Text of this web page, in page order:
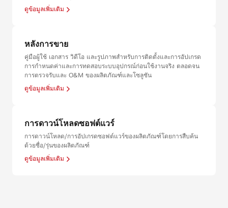
ดูข้อมูลเพิ่มเติม
หลังการขาย
คู่มือผู้ใช้ เอกสาร วิดีโอ และรูปภาพสำหรับการติดตั้งและการอัปเกรด
การกำหนดค่าและการทดสอบระบบอุปกรณ์ก่อนใช้งานจริง ตลอดจน
การตรวจรับและ O&M ของผลิตภัณฑ์และโซลูชัน
ดูข้อมูลเพิ่มเติม
การดาวน์โหลดซอฟต์แวร์
การดาวน์โหลด/การอัปเกรดซอฟต์แวร์ของผลิตภัณฑ์โดยการสืบค้น
ด้วยชื่อ/รุ่นของผลิตภัณฑ์
ดูข้อมูลเพิ่มเติม